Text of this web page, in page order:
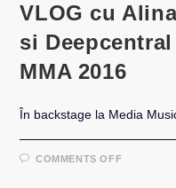
VLOG cu
si
MMA 2016
În backstage la Media
COMMENTS OFFON